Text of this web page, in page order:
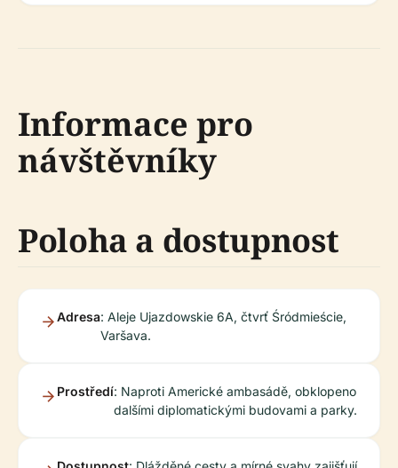
Informace pro
návštěvníky
Poloha a dostupnost
Adresa: Aleje Ujazdowskie 6A, čtvrť Śródmieście,
Varšava.
Prostředí: Naproti Americké ambasádě, obklopeno
dalšími diplomatickými budovami a parky.